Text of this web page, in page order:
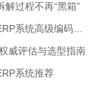
过程不再“黑箱”
威评估与选型指南
系统推荐